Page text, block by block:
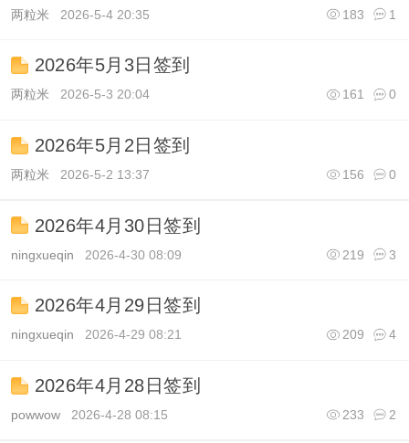
两粒米 2026-5-4 20:35 1
183
2026年5月3日签到
两粒米 2026-5-3 20:04 0
161
2026年5月2日签到
两粒米 2026-5-2 13:37 0
156
2026年4月30日签到
ningxueqin 2026-4-30 08:09 3
219
2026年4月29日签到
ningxueqin 2026-4-29 08:21 4
209
2026年4月28日签到
powwow2026-4-28 08:15 2
233